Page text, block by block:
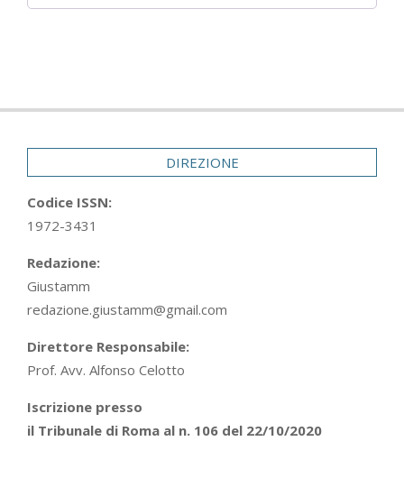
05-
DIREZIONE
Codice ISSN:
1972-3431
Redazione:
Giustamm
redazione.giustamm@gmail.com
Direttore Responsabile:
Prof. Avv. Alfonso Celotto
Iscrizione presso
il Tribunale di Roma al n. 106 del 22/10/2020